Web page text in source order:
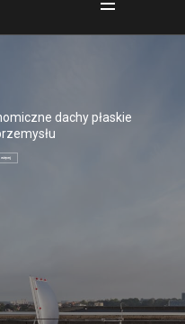
dachy płaskie
więcej